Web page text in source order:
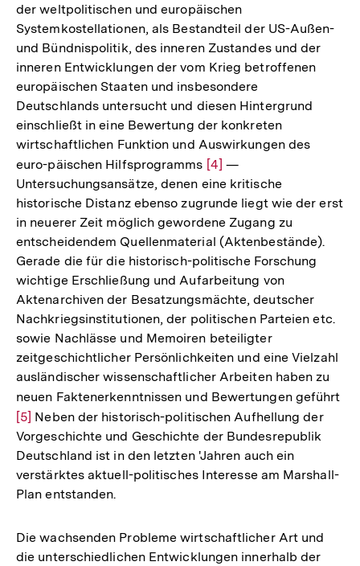
der weltpolitischen und europäischen
Systemkostellationen, als Bestandteil der US-Außen-
und Bündnispolitik, des inneren Zustandes und der
inneren Entwicklungen der vom Krieg betroffenen
europäischen Staaten und insbesondere
Deutschlands untersucht und diesen Hintergrund
einschließt in eine Bewertung der konkreten
wirtschaftlichen Funktion und Auswirkungen des
euro-päischen Hilfsprogramms Zur
Auflösung
der
Fußnote
[4] —
Untersuchungsansätze, denen eine kritische
historische Distanz ebenso zugrunde liegt wie der erst
in neuerer Zeit möglich gewordene Zugang zu
entscheidendem Quellenmaterial (Aktenbestände).
Gerade die für die historisch-politische Forschung
wichtige Erschließung und Aufarbeitung von
Aktenarchiven der Besatzungsmächte, deutscher
Nachkriegsinstitutionen, der politischen Parteien etc.
sowie Nachlässe und Memoiren beteiligter
zeitgeschichtlicher Persönlichkeiten und eine Vielzahl
ausländischer wissenschaftlicher Arbeiten haben zu
neuen Faktenerkenntnissen und Bewertungen geführt
[5] Neben der historisch-politischen Aufhellung der
Vorgeschichte und Geschichte der Bundesrepublik
Deutschland ist in den letzten 'Jahren auch ein
verstärktes aktuell-politisches Interesse am Marshall-
Plan entstanden.
Die wachsenden Probleme wirtschaftlicher Art und
die unterschiedlichen Entwicklungen innerhalb der